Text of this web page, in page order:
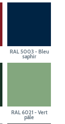
RAL 5003 - Bleu
saphir
RAL 6021 - Vert
pâle